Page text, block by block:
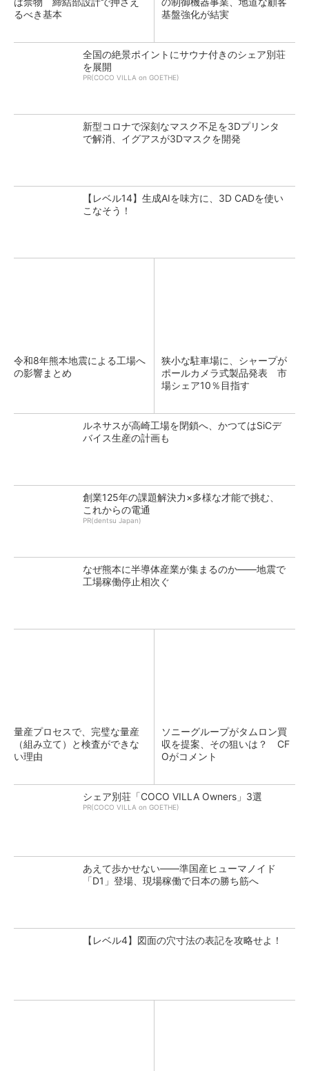
るべき基本
基盤強化が結実
全国の絶景ポイントにサウナ付きのシェア別荘
を展開
PR(COCO VILLA on GOETHE)
新型コロナで深刻なマスク不足を3Dプリンタ
で解消、イグアスが3Dマスクを開発
【レベル14】生成AIを味方に、3D CADを使い
こなそう！
令和8年熊本地震による工場へ
の影響まとめ
狭小な駐車場に、シャープが
ポールカメラ式製品発表 市
場シェア10％目指す
ルネサスが高崎工場を閉鎖へ、かつてはSiCデ
バイス生産の計画も
創業125年の課題解決力×多様な才能で挑む、
これからの電通
PR(dentsu Japan)
なぜ熊本に半導体産業が集まるのか――地震で
工場稼働停止相次ぐ
量産プロセスで、完璧な量産
（組み立て）と検査ができな
い理由
ソニーグループがタムロン買
収を提案、その狙いは？ CF
Oがコメント
シェア別荘「COCO VILLA Owners」3選
PR(COCO VILLA on GOETHE)
あえて歩かせない――準国産ヒューマノイド
「D1」登場、現場稼働で日本の勝ち筋へ
【レベル4】図面の穴寸法の表記を攻略せよ！